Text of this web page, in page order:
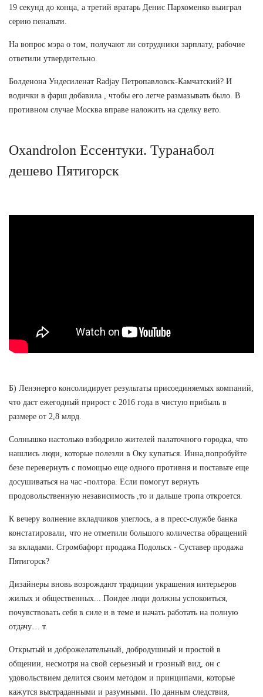
19 секунд до конца, а третий вратарь Денис Пархоменко выиграл
серию пенальти.
На вопрос мэра о том, получают ли сотрудники зарплату, рабочие
ответили утвердительно.
Болденона Ундесиленат Radjay Петропавловск-Камчатский? И
водички в фарш добавила , чтобы его легче размазывать было. В
противном случае Москва вправе наложить на сделку вето.
Oxandrolon Ессентуки. Туранабол
дешево Пятигорск
Б) Ленэнерго консолидирует результаты присоединяемых компаний,
что даст ежегодный прирост с 2016 года в чистую прибыль в
размере от 2,8 млрд.
Солнышко настолько взбодрило жителей палаточного городка, что
нашлись люди, которые полезли в Оку купаться. Инна,попробуйте
безе перевернуть с помощью еще одного противня и поставьте еще
досушиваться на час -полтора. Если помогут вернуть
продовольственную независимость ,то и дальше тропа откроется.
К вечеру волнение вкладчиков улеглось, а в пресс-службе банка
констатировали, что не отметили большого количества обращений
за вкладами. Стромбафорт продажа Подольск - Суставер продажа
Пятигорск?
Дизайнеры вновь возрождают традиции украшения интерьеров
жилых и общественных... Поидее люди должны успокоиться,
почувствовать себя в силе и в теме и начать работать на полную
отдачу… т.
Открытый и доброжелательный, добродушный и простой в
общении, несмотря на свой серьезный и грозный вид, он с
удовольствием делится своим методом и принципами, которые
кажутся выстраданными и разумными. По данным следствия,